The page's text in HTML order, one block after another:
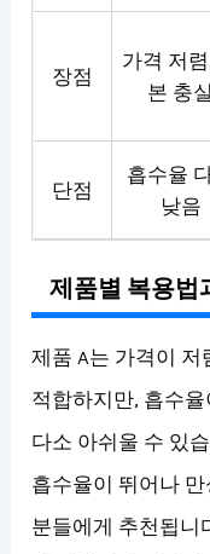
장점
가격 저
본 충실
단점
흡수율
낮음
제품별 복용법
제품 A는 가격이
적합하지만, 흡수
다소 아쉬울 수 있
흡수율이 뛰어나
분들에게 추천됩니